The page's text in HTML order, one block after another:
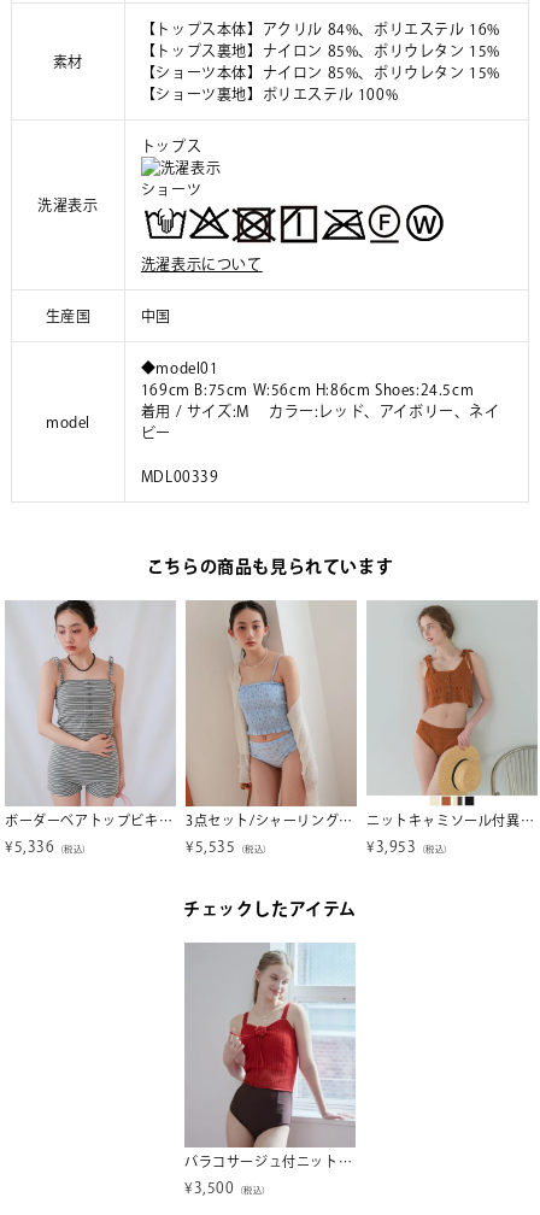
素材
【トップス本体】アクリル 84%、ポリエステル 16%
【トップス裏地】ナイロン 85%、ポリウレタン 15%
【ショーツ本体】ナイロン 85%、ポリウレタン 15%
【ショーツ裏地】ポリエステル 100%
洗濯表示
トップス
ショーツ
洗濯表示について
生産国 中国
model
◆model01
169cm B:75cm W:56cm H:86cm Shoes:24.5cm
着用 / サイズ:M カラー:レッド、アイボリー、ネイ
ビー
MDL00339
こちらの商品も見られています
ボーダーベアトップビキニ/水着【miette ミエット】【メール便可／100】
¥ 5,336 （税込）
3点セット/シャーリングビキニ×ショートパンツ/水着【miette ミエット】
¥ 5,535 （税込）
ニットキャミソール付異素材ビキニ/セット水着【SEADRESS シードレス】
¥ 3,953 （税込）
チェックしたアイテム
バラコサージュ付ニットビキニ/水着【SEADRESS シードレス】【メール便可／100】
¥ 3,500 （税込）